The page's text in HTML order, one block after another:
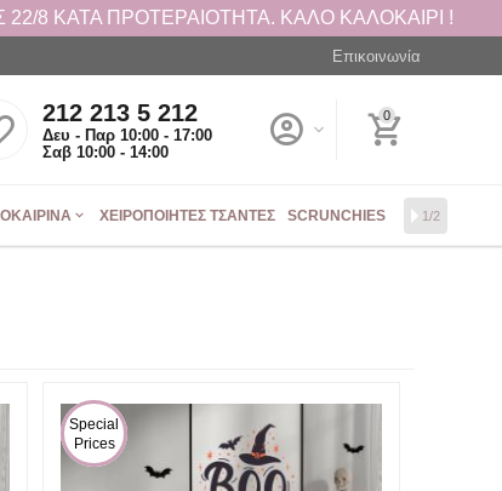
8 ΚΑΤΑ ΠΡΟΤΕΡΑΙΟΤΗΤΑ. ΚΑΛΟ ΚΑΛΟΚΑΙΡΙ !
Επικοινωνία
212 213 5 212
Δευ - Παρ 10:00 - 17:00
Σαβ 10:00 - 14:00
0
ΧΕΙΡΟΠΟΊΗΤΕΣ ΤΣΆΝΤΕΣ SCRUNCHIES 1/2
Special
Prices